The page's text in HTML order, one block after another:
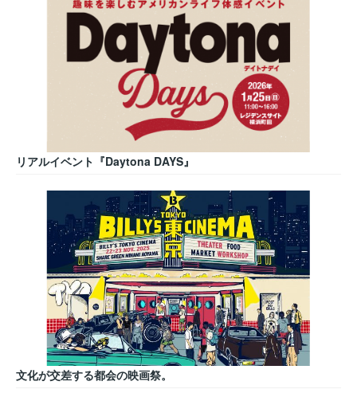
リアルイベント『Daytona DAYS』
文化が交差する都会の映画祭。